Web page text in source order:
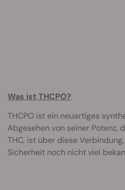
Was ist THCPO?
THCPO ist ein neuartiges
Abgesehen von seiner Potenz,
THC, ist über diese
Sicherheit noch nicht viel